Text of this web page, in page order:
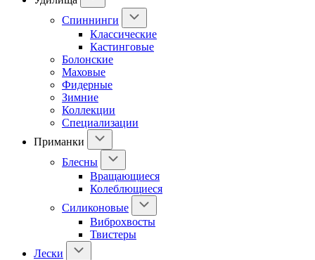
Спиннинги
Классические
Кастинговые
Болонские
Маховые
Фидерные
Зимние
Коллекции
Специализации
Приманки
Блесны
Вращающиеся
Колеблющиеся
Силиконовые
Виброхвосты
Твистеры
Лески